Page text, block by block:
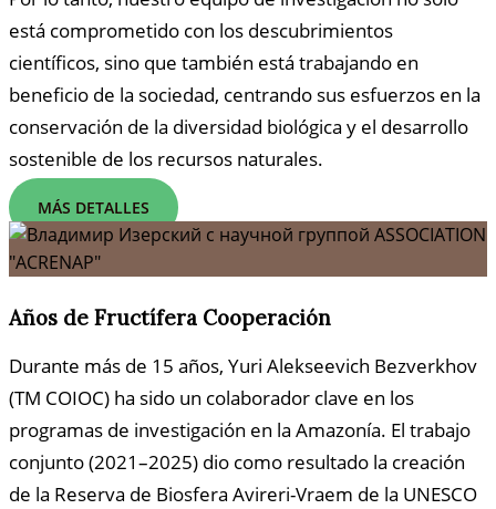
está comprometido con los descubrimientos
científicos, sino que también está trabajando en
beneficio de la sociedad, centrando sus esfuerzos en la
conservación de la diversidad biológica y el desarrollo
sostenible de los recursos naturales.
MÁS DETALLES
Años de Fructífera Cooperación
Durante más de 15 años, Yuri Alekseevich Bezverkhov
(TM COIOC) ha sido un colaborador clave en los
programas de investigación en la Amazonía. El trabajo
conjunto (2021–2025) dio como resultado la creación
de la Reserva de Biosfera Avireri-Vraem de la UNESCO